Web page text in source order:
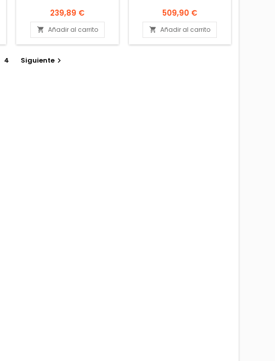
Precio
239,89 €
 Añadir al carrito
Precio
509,90 €
 Añadir al carrito
4 Siguiente 